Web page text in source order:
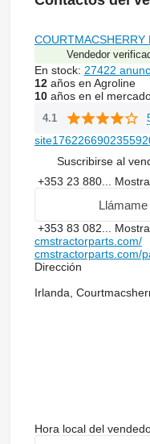
COURTMACSHERRY
Vendedor
En stock: 27422
12años en Agroline
10años en el
4.1
Suscribirse al
+353 23 880...
Llámame
+353 83 082...
cmstractorparts.com/
cmstractorparts.com/
Dirección
Irlanda,
Hora local del